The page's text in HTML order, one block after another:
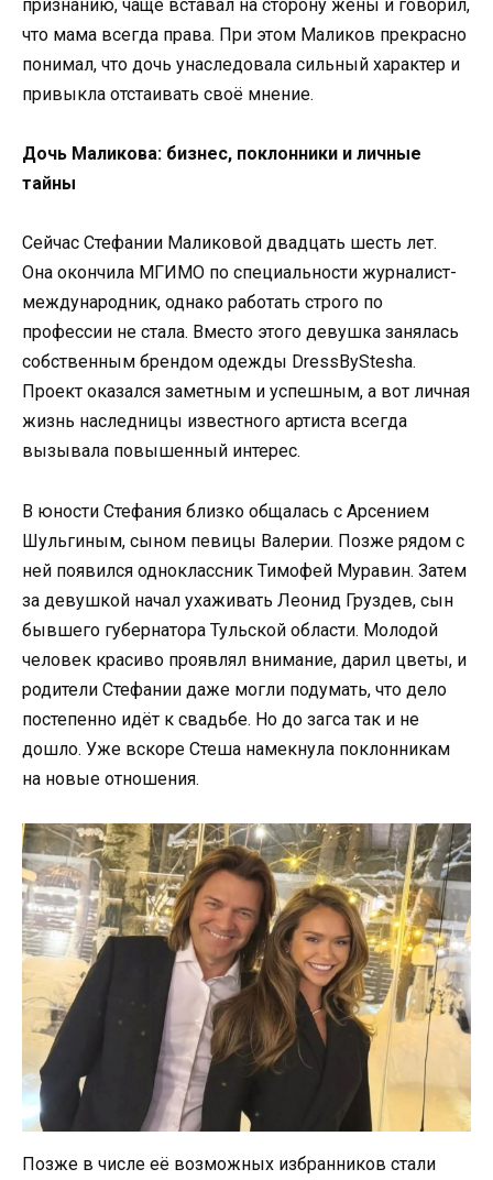
признанию, чаще вставал на сторону жены и говорил,
что мама всегда права. При этом Маликов прекрасно
понимал, что дочь унаследовала сильный характер и
привыкла отстаивать своё мнение.
Дочь Маликова: бизнес, поклонники и личные
тайны
Сейчас Стефании Маликовой двадцать шесть лет.
Она окончила МГИМО по специальности журналист-
международник, однако работать строго по
профессии не стала. Вместо этого девушка занялась
собственным брендом одежды DressByStesha.
Проект оказался заметным и успешным, а вот личная
жизнь наследницы известного артиста всегда
вызывала повышенный интерес.
В юности Стефания близко общалась с Арсением
Шульгиным, сыном певицы Валерии. Позже рядом с
ней появился одноклассник Тимофей Муравин. Затем
за девушкой начал ухаживать Леонид Груздев, сын
бывшего губернатора Тульской области. Молодой
человек красиво проявлял внимание, дарил цветы, и
родители Стефании даже могли подумать, что дело
постепенно идёт к свадьбе. Но до загса так и не
дошло. Уже вскоре Стеша намекнула поклонникам
на новые отношения.
Позже в числе её возможных избранников стали